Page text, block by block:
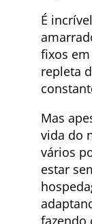
É
fixos
repleta
Mas
vida do
vários
estar